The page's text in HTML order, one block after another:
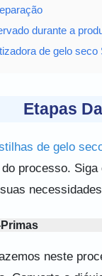
durante a
de gelo seco
Etapas
de gelo
processo.
neste